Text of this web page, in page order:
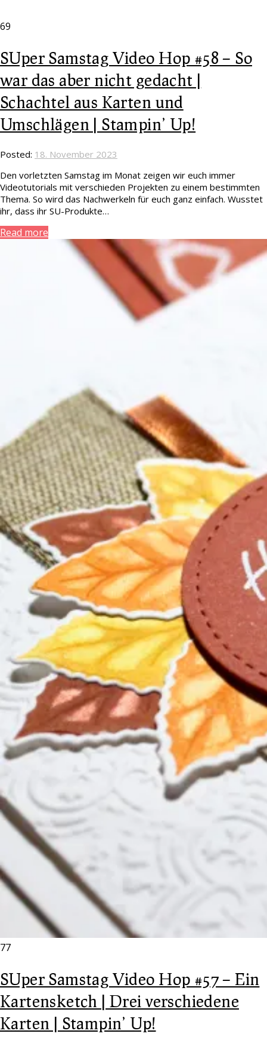
69
SUper Samstag Video Hop #58 – So
war das aber nicht gedacht |
Schachtel aus Karten und
Umschlägen | Stampin’ Up!
Posted: 18. November 2023
Den vorletzten Samstag im Monat zeigen wir euch immer
Videotutorials mit verschieden Projekten zu einem bestimmten
Thema. So wird das Nachwerkeln für euch ganz einfach. Wusstet
ihr, dass ihr SU-Produkte…
Read more
77
SUper Samstag Video Hop #57 – Ein
Kartensketch | Drei verschiedene
Karten | Stampin’ Up!